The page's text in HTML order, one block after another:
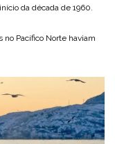
da década de 1960.
no Pacífico Norte haviam